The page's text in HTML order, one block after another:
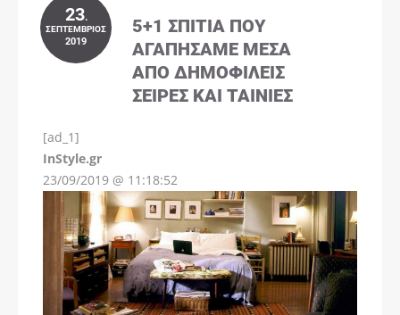
23.
ΣΕΠΤΈΜΒΡΙΟΣ
2019
5+1 ΣΠΊΤΙΑ ΠΟΥ
ΑΓΑΠΉΣΑΜΕ ΜΈΣΑ
ΑΠΌ ΔΗΜΟΦΙΛΕΊΣ
ΣΕΙΡΈΣ ΚΑΙ ΤΑΙΝΊΕΣ
[ad_1]
InStyle.gr
23/09/2019 @ 11:18:52